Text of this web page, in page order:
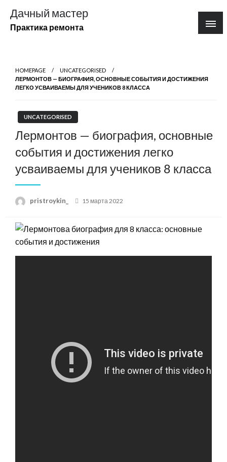
содержимому
Дачный мастер
Практика ремонта
HOMEPAGE
UNCATEGORISED
ЛЕРМОНТОВ — БИОГРАФИЯ, ОСНОВНЫЕ СОБЫТИЯ И ДОСТИЖЕНИЯ
ЛЕГКО УСВАИВАЕМЫ ДЛЯ УЧЕНИКОВ 8 КЛАССА
UNCATEGORISED
Лермонтов — биография, основные
события и достижения легко
усваиваемы для учеников 8 класса
pristroykin_
Posted
15 марта 2022